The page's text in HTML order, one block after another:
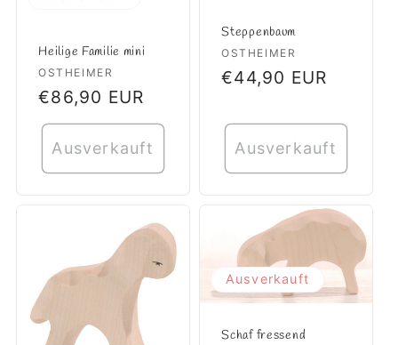
Heilige Familie mini
Anbieter:
OSTHEIMER
Normaler
Preis
€86,90 EUR
Ausverkauft
Steppenbaum
Anbieter:
OSTHEIMER
Normaler
€44,90 EUR
Ausverkauft
Ausverkauft
Schaf fressend